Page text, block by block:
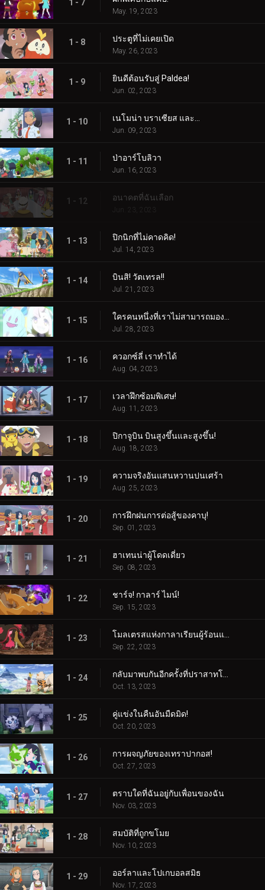
1 - 7
May. 19, 2023
1 - 8 ประตูที่ไม่เคยเปิด
May. 26, 2023
1 - 9 ยินดีต้อนรับสู่ Paldea!
Jun. 02, 2023
1 - 10 เนโมน่า บราเซียส และ...
Jun. 09, 2023
1 - 11 ป่าอาร์โบลิวา
Jun. 16, 2023
1 - 12 อนาคตที่ฉันเลือก
Jun. 23, 2023
1 - 13 ปิกนิกที่ไม่คาดคิด!
Jul. 14, 2023
1 - 14 บินสิ! วัตเทรล!!
Jul. 21, 2023
1 - 15
Jul. 28, 2023
1 - 16 ควอกซ์ลี่ เราทำได้
Aug. 04, 2023
1 - 17 เวลาฝึกซ้อมพิเศษ!
Aug. 11, 2023
1 - 18 ปิกาจูบิน บินสูงขึ้นและสูงขึ้น!
Aug. 18, 2023
1 - 19 ความจริงอันแสนหวานปนเศร้า
Aug. 25, 2023
1 - 20 การฝึกฝนการต่อสู้ของคาบุ!
Sep. 01, 2023
1 - 21 ฮาเทนน่าผู้โดดเดี่ยว
Sep. 08, 2023
1 - 22 ชาร์จ! กาลาร์ ไมน์!
Sep. 15, 2023
1 - 23
Sep. 22, 2023
1 - 24
Oct. 13, 2023
1 - 25 คู่แข่งในคืนอันมืดมิด!
Oct. 20, 2023
1 - 26 การผจญภัยของเทราปากอส!
Oct. 27, 2023
1 - 27 ตราบใดที่ฉันอยู่กับเพื่อนของฉัน
Nov. 03, 2023
1 - 28 สมบัติที่ถูกขโมย
Nov. 10, 2023
1 - 29 ออร์ลาและโปเกบอลสมิธ
Nov. 17, 2023